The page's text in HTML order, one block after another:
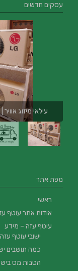
עסקים חדשים
עילאי מיזוג
מפת אתר
ראשי
אודות אתר עוטף
עוטף עזה – מידע
ישובי עוטף
כמה תושבים
הטבות מס בישובים